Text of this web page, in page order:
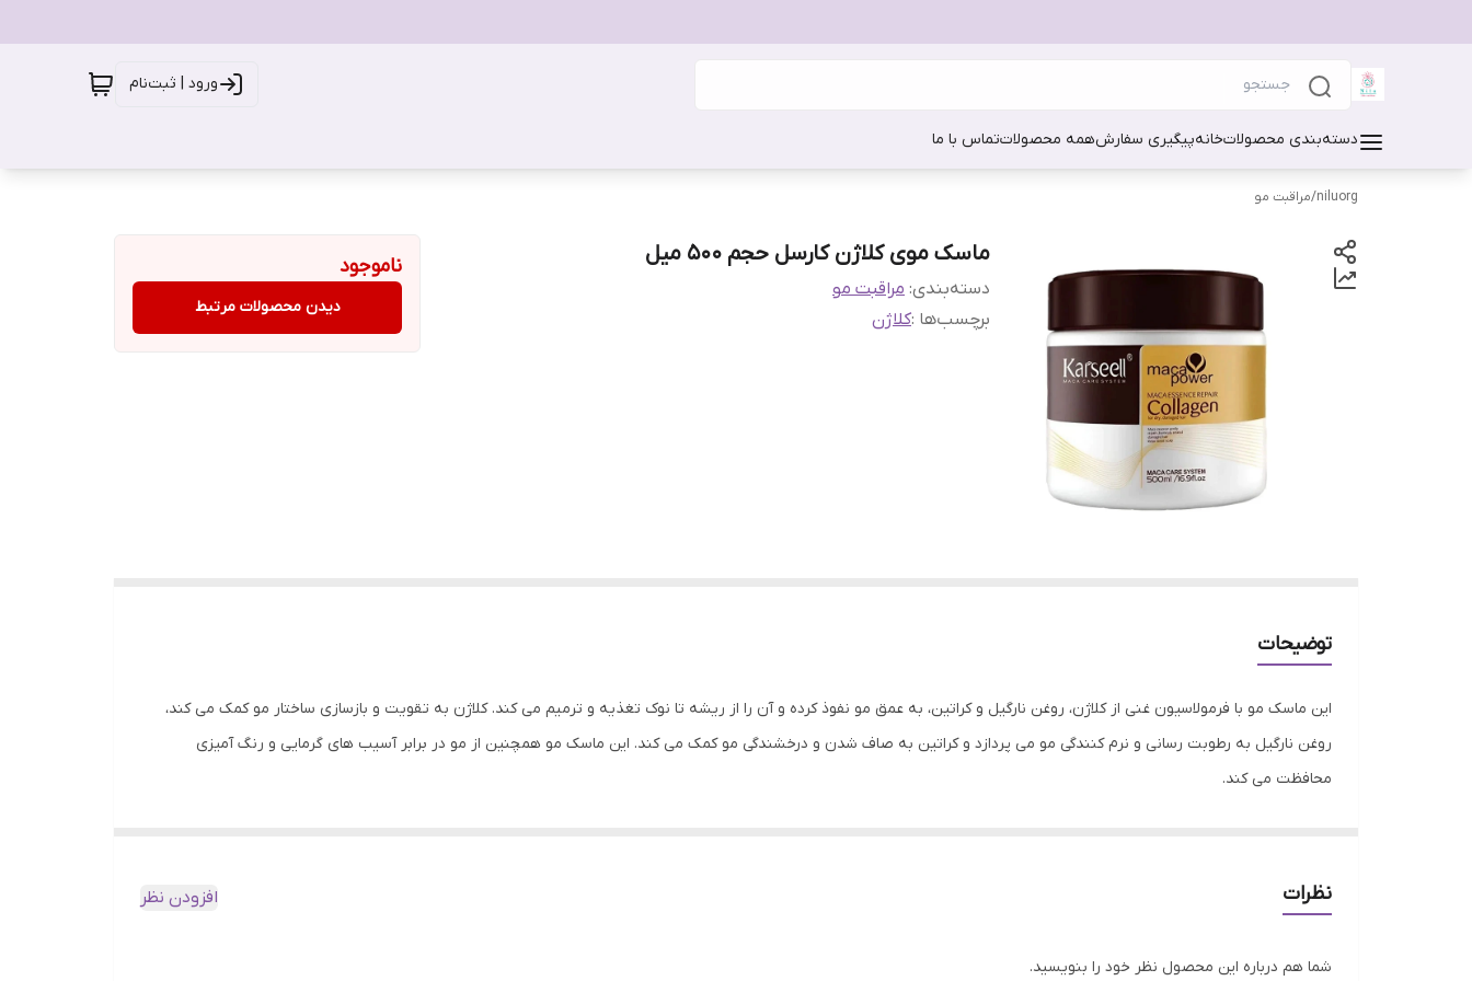
ورود | ثبت‌نام
دسته‌بندی محصولاتخانهپیگیری سفارشهمه محصولاتتماس با ما
niluorg
/مراقبت مو
ماسک موی کلاژن کارسل حجم 500 میل
دسته‌بندی: مراقبت مو
برچسب‌ها :کلاژن
ناموجود
دیدن محصولات مرتبط
توضیحات
این ماسک مو با فرمولاسیون غنی از کلاژن، روغن نارگیل و کراتین، به عمق مو نفوذ کرده و آن را از ریشه تا نوک تغذیه و ترمیم می کند. کلاژن به تقویت و بازسازی ساختار مو کمک می کند،
روغن نارگیل به رطوبت رسانی و نرم کنندگی مو می پردازد و کراتین به صاف شدن و درخشندگی مو کمک می کند. این ماسک مو همچنین از مو در برابر آسیب های گرمایی و رنگ آمیزی
محافظت می کند.
نظرات افزودن نظر
شما هم درباره این محصول نظر خود را بنویسید.